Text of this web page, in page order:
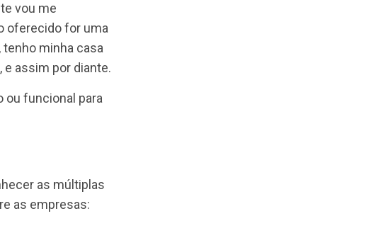
de acordo com as suas
afasta bons talentos e
vou me
benefício oferecido for uma
tenho minha casa
refeição, e assim por diante.